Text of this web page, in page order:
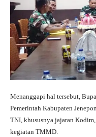
Menanggapi hal tersebut,
Pemerintah Kabupaten
TNI, khususnya jajaran
kegiatan TMMD.